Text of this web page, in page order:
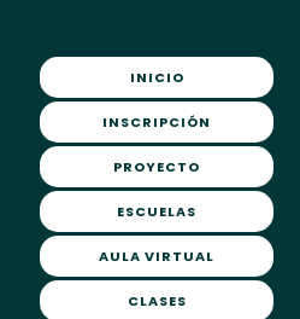
INICIO
INSCRIPCIÓN
PROYECTO
ESCUELAS
AULA VIRTUAL
CLASES